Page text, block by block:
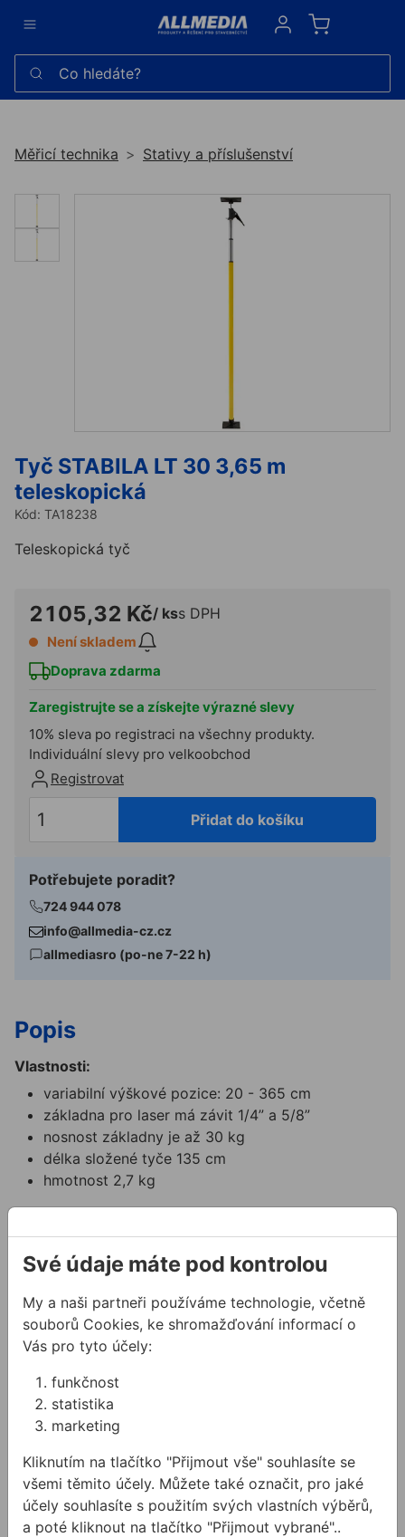
Sign in
Co hledáte?
Měřicí technika Stativy a příslušenství
Tyč STABILA LT 30 3,65 m
teleskopická
Kód: TA18238
Teleskopická tyč
2105,32 Kč/ kss DPH
Není skladem
Doprava zdarma
Zaregistrujte se a získejte výrazné slevy
10% sleva po registraci na všechny produkty.
Individuální slevy pro velkoobchod
Registrovat
Přidat do košíku
Potřebujete poradit?
724 944 078
info@allmedia-cz.cz
allmediasro (po-ne 7-22 h)
Popis
Vlastnosti:
variabilní výškové pozice: 20 - 365 cm
základna pro laser má závit 1/4” a 5/8”
nosnost základny je až 30 kg
délka složené tyče 135 cm
hmotnost 2,7 kg
Související produkty
Stativ STABILA BST-K-L k laserům
Stativ STABILA BST-K-L
k laserům
Stativ STABILA BST-K-M k
Stativ STABILA BST-K-M
k laserům
Své údaje máte pod kontrolou
My a naši partneři používáme technologie, včetně
souborů Cookies, ke shromažďování informací o
Vás pro tyto účely:
funkčnost
statistika
marketing
Kliknutím na tlačítko "Přijmout vše" souhlasíte se
všemi těmito účely. Můžete také označit, pro jaké
účely souhlasíte s použitím svých vlastních výběrů,
a poté kliknout na tlačítko "Přijmout vybrané"..